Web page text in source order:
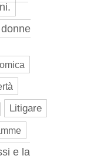
Litigare
e la